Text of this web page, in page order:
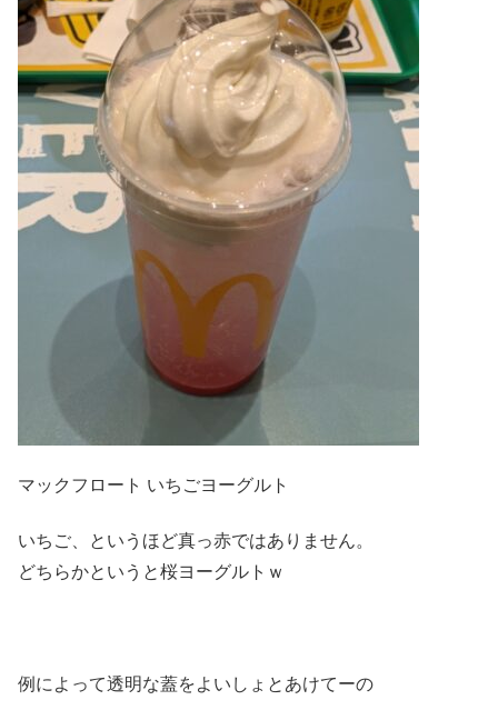
マックフロート いちごヨーグルト
いちご、というほど真っ赤ではありません。
どちらかというと桜ヨーグルトｗ
例によって透明な蓋をよいしょとあけてーの